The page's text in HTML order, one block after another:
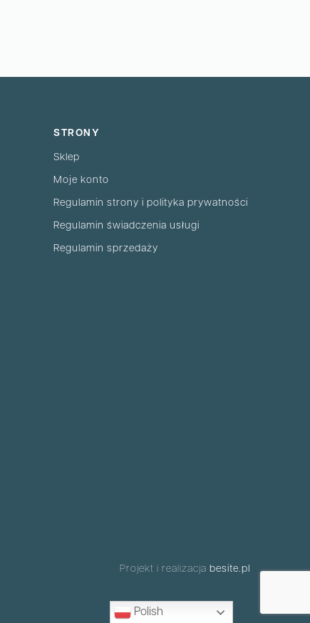
STRONY
Sklep
Moje konto
Regulamin strony i polityka prywatności
Regulamin świadczenia usługi
Regulamin sprzedaży
Projekt i realizacja besite.pl
Polish